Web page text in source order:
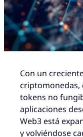
Con un
criptomonedas,
tokens no
aplicaciones
Web3 está
y volviéndose